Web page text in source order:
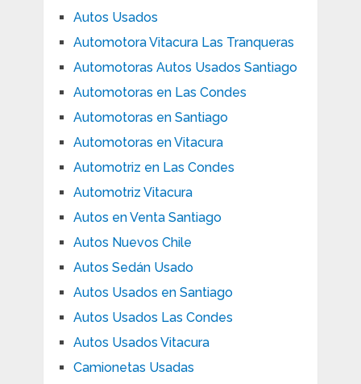
Autos Usados
Automotora Vitacura Las Tranqueras
Automotoras Autos Usados Santiago
Automotoras en Las Condes
Automotoras en Santiago
Automotoras en Vitacura
Automotriz en Las Condes
Automotriz Vitacura
Autos en Venta Santiago
Autos Nuevos Chile
Autos Sedán Usado
Autos Usados en Santiago
Autos Usados Las Condes
Autos Usados Vitacura
Camionetas Usadas